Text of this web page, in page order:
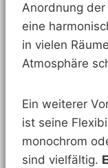
Anordnung
eine
in vielen
Atmosphäre
Ein weiterer
ist seine
monochrom
sind vielfältig.